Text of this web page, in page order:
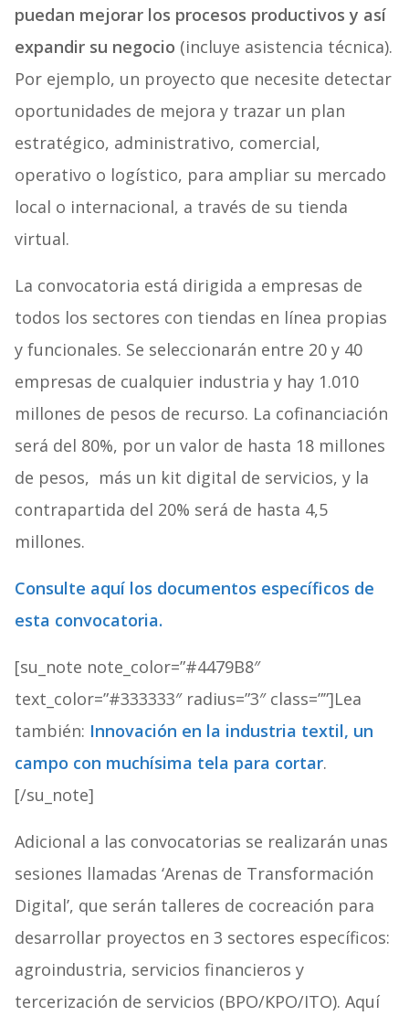
puedan mejorar los procesos productivos y así
expandir su negocio (incluye asistencia técnica).
Por ejemplo, un proyecto que necesite detectar
oportunidades de mejora y trazar un plan
estratégico, administrativo, comercial,
operativo o logístico, para ampliar su mercado
local o internacional, a través de su tienda
virtual.
La convocatoria está dirigida a empresas de
todos los sectores con tiendas en línea propias
y funcionales. Se seleccionarán entre 20 y 40
empresas de cualquier industria y hay 1.010
millones de pesos de recurso. La cofinanciación
será del 80%, por un valor de hasta 18 millones
de pesos, más un kit digital de servicios, y la
contrapartida del 20% será de hasta 4,5
millones.
Consulte aquí los documentos específicos de
esta convocatoria.
[su_note note_color=”#4479B8″
text_color=”#333333″ radius=”3″ class=””]Lea
también: Innovación en la industria textil, un
campo con muchísima tela para cortar.
[/su_note]
Adicional a las convocatorias se realizarán unas
sesiones llamadas ‘Arenas de Transformación
Digital’, que serán talleres de cocreación para
desarrollar proyectos en 3 sectores específicos:
agroindustria, servicios financieros y
tercerización de servicios (BPO/KPO/ITO). Aquí